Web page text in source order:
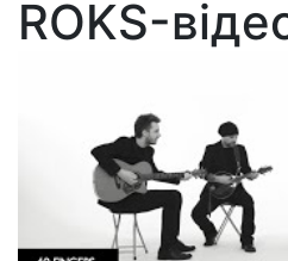
ROKS-